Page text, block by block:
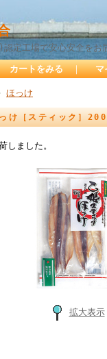
定工場で安心安全をお
カートをみる ｜ マ
ほっけ
け［スティック］
しました。
拡大表示